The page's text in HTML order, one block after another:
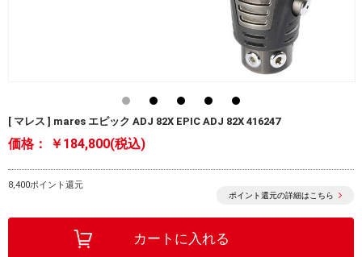
[ マレス ] mares エピック ADJ 82X EPIC ADJ 82X 416247
価格： ￥184,800(税込)
8,400ポイント還元
ポイント還元の詳細はこちら